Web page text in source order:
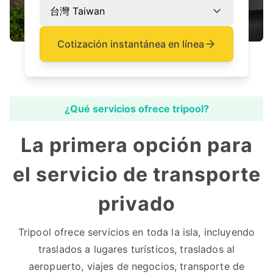
台灣 Taiwan
Cotización instantánea en línea
¿Qué servicios ofrece tripool?
La primera opción para
el servicio de transporte
privado
Tripool ofrece servicios en toda la isla, incluyendo
traslados a lugares turísticos, traslados al
aeropuerto, viajes de negocios, transporte de